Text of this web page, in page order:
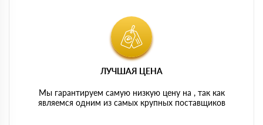
ЛУЧШАЯ ЦЕНА
Мы гарантируем самую низкую цену на , так как
являемся одним из самых крупных поставщиков